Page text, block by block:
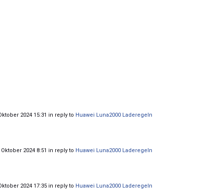
2024 15:31 in reply to Huawei Luna2000 Laderegeln
2024 8:51 in reply to Huawei Luna2000 Laderegeln
2024 17:35 in reply to Huawei Luna2000 Laderegeln